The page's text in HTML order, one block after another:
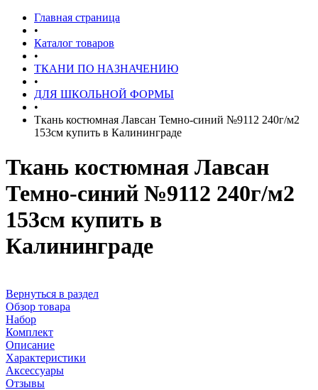
Главная страница
•
Каталог товаров
•
ТКАНИ ПО НАЗНАЧЕНИЮ
•
ДЛЯ ШКОЛЬНОЙ ФОРМЫ
•
Ткань костюмная Лавсан Темно-синий №9112 240г/м2
153см купить в Калининграде
Ткань костюмная Лавсан
Темно-синий №9112 240г/м2
153см купить в
Калининграде
Вернуться в раздел
Обзор товара
Набор
Комплект
Описание
Характеристики
Аксессуары
Отзывы